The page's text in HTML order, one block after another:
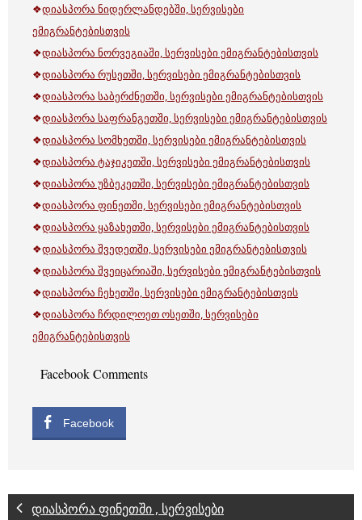
❖დიასპორა ნიდერლანდებში, სერვისები
ემიგრანტებისთვის
❖დიასპორა ნორვეგიაში, სერვისები ემიგრანტებისთვის
❖დიასპორა რუსეთში, სერვისები ემიგრანტებისთვის
❖დიასპორა საბერძნეთში, სერვისები ემიგრანტებისთვის
❖დიასპორა საფრანგეთში, სერვისები ემიგრანტებისთვის
❖დიასპორა სომხეთში, სერვისები ემიგრანტებისთვის
❖დიასპორა ტაჯიკეთში, სერვისები ემიგრანტებისთვის
❖დიასპორა უზბეკეთში, სერვისები ემიგრანტებისთვის
❖დიასპორა ფინეთში, სერვისები ემიგრანტებისთვის
❖დიასპორა ყაზახეთში, სერვისები ემიგრანტებისთვის
❖დიასპორა შვედეთში, სერვისები ემიგრანტებისთვის
❖დიასპორა შვეიცარიაში, სერვისები ემიგრანტებისთვის
❖დიასპორა ჩეხეთში, სერვისები ემიგრანტებისთვის
❖დიასპორა ჩრდილოეთ ოსეთში, სერვისები
ემიგრანტებისთვის
Facebook Comments
Facebook
დიასპორა ფინეთში , სერვისები